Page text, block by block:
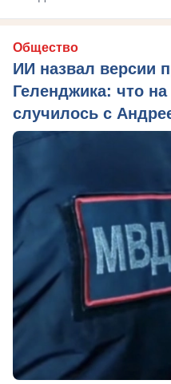
Общество
ИИ назвал версии
Геленджика: что
случилось с